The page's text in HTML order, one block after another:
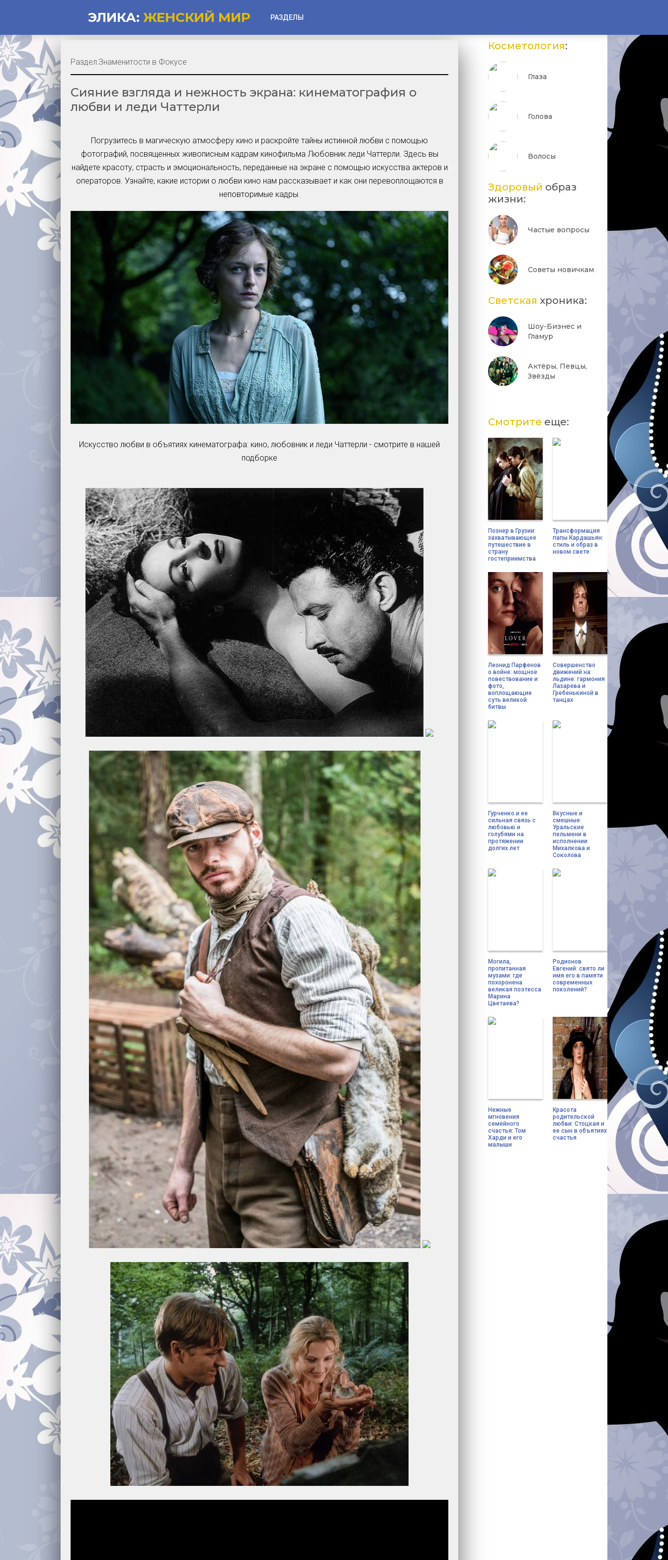
ЭЛИКА: ЖЕНСКИЙ МИР РАЗДЕЛЫ
Губы
Частые вопросы
Советы новичкам
Шоу-Бизнес и Гламур
Актёры, Певцы, Звёзды
Прошлое и Настоящее
Умная уборка
Секреты стирки
Сияние взгляда и нежность экрана: кинематография о
любви и леди Чаттерли
Погрузитесь в магическую атмосферу кино и раскройте тайны истинной любви с помощью
фотографий, посвященных живописным кадрам кинофильма Любовник леди Чаттерли. Здесь вы
найдете красоту, страсть и эмоциональность, переданные на экране с помощью искусства актеров и
операторов. Узнайте, какие истории о любви кино нам рассказывает и как они перевоплощаются в
неповторимые кадры.
Искусство любви в объятиях кинематографа: кино, любовник и леди Чаттерли - смотрите в нашей
подборке
Раздел:Знаменитости в Фокусе
Косметология:
Глаза
Голова
Волосы
Здоровый образ
жизни:
Частые вопросы
Советы новичкам
Светская хроника:
Шоу-Бизнес и
Гламур
Актёры, Певцы,
Звёзды
Смотрите еще:
Познер в Грузии:
захватывающее
путешествие в
страну
гостеприимства
Трансформация
папы Кардашьян:
стиль и образ в
новом свете
Леонид Парфенов
о войне: мощное
повествование и
фото,
воплощающие
суть великой
битвы
Совершенство
движений на
льдине: гармония
Лазарева и
Гребенькиной в
танцах
Гурченко и ее
сильная связь с
любовью и
голубями на
протяжении
долгих лет
Вкусные и
смешные:
Уральские
пельмени в
исполнении
Михалкова и
Соколова
Могила,
пропитанная
музами: где
похоронена
великая поэтесса
Марина
Цветаева?
Родионов
Евгений: свято ли
имя его в памяти
современных
поколений?
Нежные
мгновения
семейного
счастья: Том
Харди и его
малыши
Красота
родительской
любви: Стоцкая и
ее сын в объятиях
счастья